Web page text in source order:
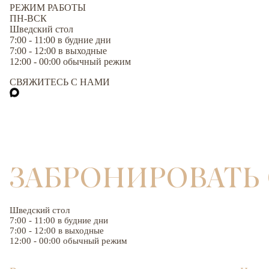
РЕЖИМ РАБОТЫ
ПН-ВСК
Шведский стол
7:00 - 11:00 в будние дни
7:00 - 12:00 в выходные
12:00 - 00:00 обычный режим
СВЯЖИТЕСЬ С НАМИ
ЗАБРОНИРОВАТЬ
Шведский стол
7:00 - 11:00 в будние дни
7:00 - 12:00 в выходные
12:00 - 00:00 обычный режим